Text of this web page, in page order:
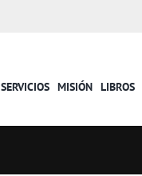
SERVICIOS MISIÓN LIBROS